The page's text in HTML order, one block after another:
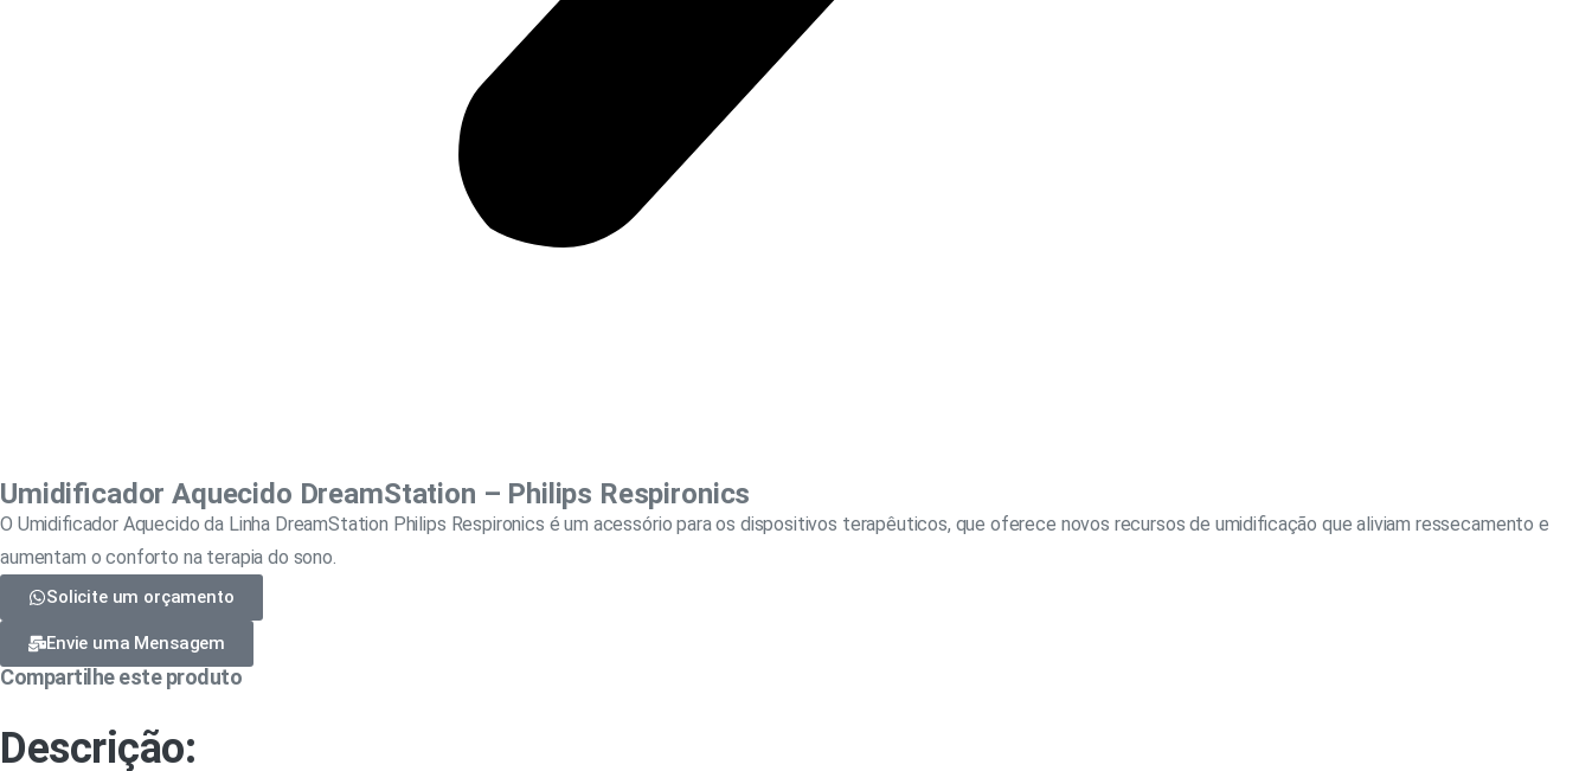
Umidificador Aquecido DreamStation – Philips Respironics
O Umidificador Aquecido da Linha DreamStation Philips Respironics é um acessório para os dispositivos terapêuticos, que oferece novos recursos de umidificação que aliviam ressecamento e
aumentam o conforto na terapia do sono.
Solicite um orçamento
Envie uma Mensagem
Compartilhe este produto
Descrição: